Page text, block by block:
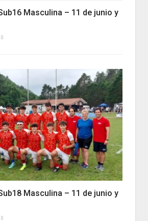
Masculina – 11 de junio y
0
Masculina – 11 de junio y
0